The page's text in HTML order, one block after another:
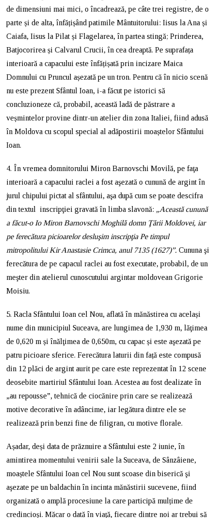
de dimensiuni mai mici, o încadrează, pe câte trei registre, de o
parte și de alta, înfățișând patimile Mântuitorului: Iisus la Ana și
Caiafa, Iisus la Pilat și Flagelarea, în partea stingă; Prinderea,
Batjocorirea și Calvarul Crucii, în cea dreaptă. Pe suprafața
interioară a capacului este înfățișată prin incizare Maica
Domnului cu Pruncul așezată pe un tron. Pentru că în nicio scenă
nu este prezent Sfântul Ioan, i-a făcut pe istorici să
concluzioneze că, probabil, această ladă de păstrare a
veșmintelor provine dintr-un atelier din zona Italiei, fiind adusă
în Moldova cu scopul special al adăpostirii moaștelor Sfântului
Ioan.
4. În vremea domnitorului Miron Barnovschi Movilă, pe faţa
interioară a capacului raclei a fost aşezată o cunună de argint în
jurul chipului pictat al sfântului, aşa după cum se poate descifra
din textul inscripţiei gravată în limba slavonă: „Această cunună
a făcut-o Io Miron Barnovschi Moghilă domn Ţării Moldovei, iar
pe ferecătura picioarelor desluşim inscripţia Pe timpul
mitropolitului Kir Anastasie Crimca, anul 7135 (1627)”.Cununa şi
ferecătura de pe capacul raclei au fost executate, probabil, de un
meşter din atelierul cunoscutului argintar moldovean Grigorie
Moisiu.
5. Racla Sfântului Ioan cel Nou, aflată în mănăstirea cu același
nume din municipiul Suceava, are lungimea de 1,930 m, lăţimea
de 0,620 m și înălţimea de 0,650m, cu capac și este aşezată pe
patru picioare sferice. Ferecătura laturii din față este compusă
din 12 plăci de argint aurit pe care este reprezentat în 12 scene
deosebite martiriul Sfântului Ioan. Acestea au fost dealizate în
„au repousse”, tehnică de ciocănire prin care se realizează
motive decorative în adâncime, iar legătura dintre ele se
realizează prin benzi fine de filigran, cu motive florale.
Așadar, deși data de prăznuire a Sfântului este 2 iunie, în
amintirea momentului venirii sale la Suceava, de Sânzâiene,
moaștele Sfântului Ioan cel Nou sunt scoase din biserică şi
aşezate pe un baldachin în incinta mănăstirii sucevene, fiind
organizată o amplă procesiune la care participă mulțime de
credincioși. Măcar o dată în viață, fiecare dintre noi ar trebui să